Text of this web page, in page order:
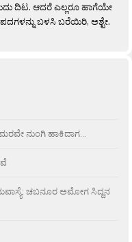
ದಿಟ. ಆದರೆ ಎಲ್ಲರೂ ಹಾಗೆಯೇ
ಬಳಸಿ ಬರೆಯಿರಿ, ಅಶ್ಟೇ.
ನುಂಗಿ ಹಾಕಿದಾಗ…
ಚಬನೂರ ಅಮೋಗ ಸಿದ್ದನ